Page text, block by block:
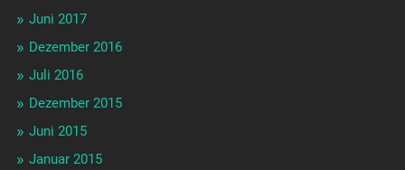
Juni 2017
Dezember 2016
Juli 2016
Dezember 2015
Juni 2015
Januar 2015